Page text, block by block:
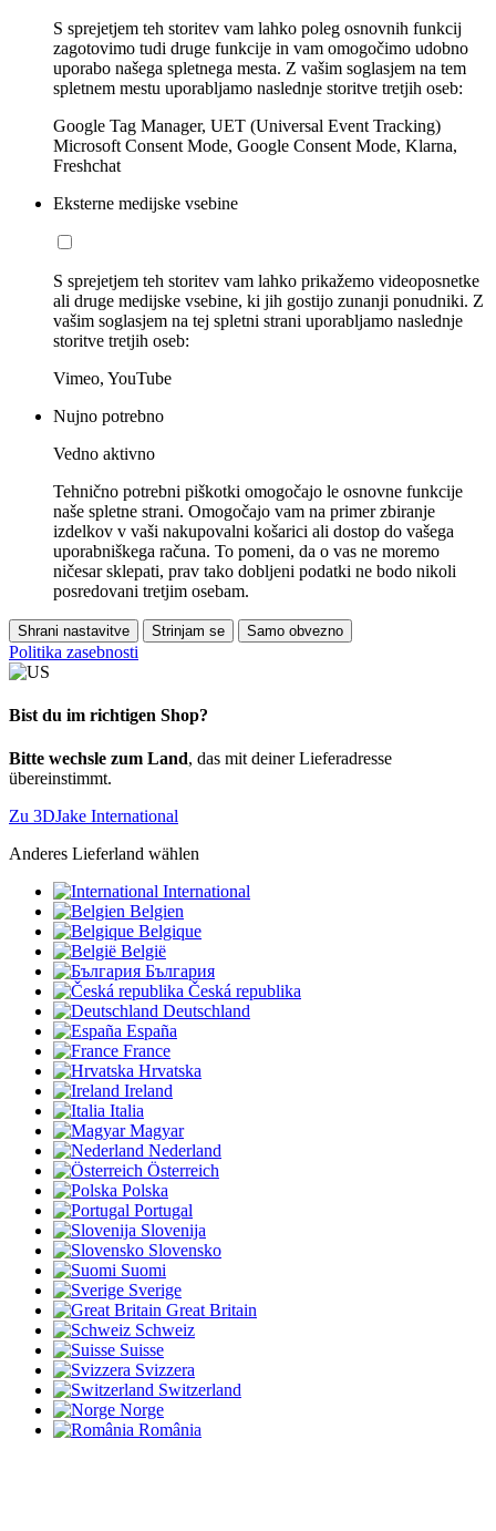
S sprejetjem teh storitev vam lahko poleg osnovnih funkcij
zagotovimo tudi druge funkcije in vam omogočimo udobno
uporabo našega spletnega mesta. Z vašim soglasjem na tem
spletnem mestu uporabljamo naslednje storitve tretjih oseb:
Google Tag Manager, UET (Universal Event Tracking)
Microsoft Consent Mode, Google Consent Mode, Klarna,
Freshchat
Eksterne medijske vsebine
S sprejetjem teh storitev vam lahko prikažemo videoposnetke
ali druge medijske vsebine, ki jih gostijo zunanji ponudniki. Z
vašim soglasjem na tej spletni strani uporabljamo naslednje
storitve tretjih oseb:
Vimeo, YouTube
Nujno potrebno
Vedno aktivno
Tehnično potrebni piškotki omogočajo le osnovne funkcije
naše spletne strani. Omogočajo vam na primer zbiranje
izdelkov v vaši nakupovalni košarici ali dostop do vašega
uporabniškega računa. To pomeni, da o vas ne moremo
ničesar sklepati, prav tako dobljeni podatki ne bodo nikoli
posredovani tretjim osebam.
Shrani nastavitve Strinjam se Samo obvezno
Politika zasebnosti
Bist du im richtigen Shop?
Bitte wechsle zum Land, das mit deiner Lieferadresse
übereinstimmt.
Zu 3DJake International
Anderes Lieferland wählen
International
Belgien
Belgique
België
България
Česká republika
Deutschland
España
France
Hrvatska
Ireland
Italia
Magyar
Nederland
Österreich
Polska
Portugal
Slovenija
Slovensko
Suomi
Sverige
Great Britain
Schweiz
Suisse
Svizzera
Switzerland
Norge
România